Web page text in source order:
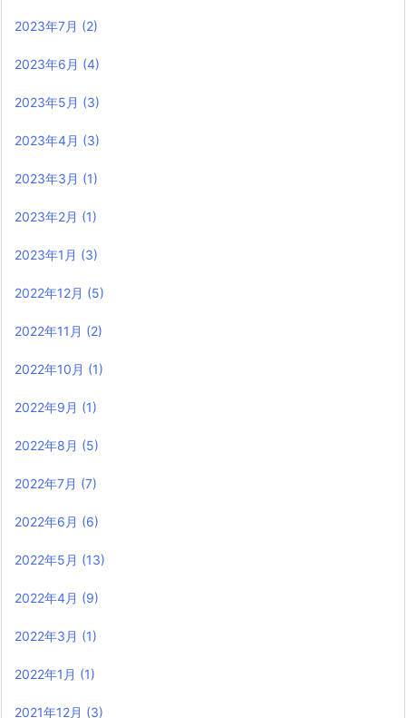
2023年7月 (2)
2023年6月 (4)
2023年5月 (3)
2023年4月 (3)
2023年3月 (1)
2023年2月 (1)
2023年1月 (3)
2022年12月 (5)
2022年11月 (2)
2022年10月 (1)
2022年9月 (1)
2022年8月 (5)
2022年7月 (7)
2022年6月 (6)
2022年5月 (13)
2022年4月 (9)
2022年3月 (1)
2022年1月 (1)
2021年12月 (3)